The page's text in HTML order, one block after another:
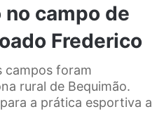
campo de
Frederico
campos foram
rural de Bequimão.
a prática esportiva a